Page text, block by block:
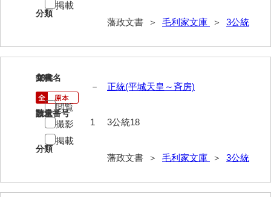
分類
藩政文書 ＞ 毛利家文庫 ＞ 3公統
掲載
18
文書名
正統(平城天皇～斉房)
請求番号
3公統18
分類
藩政文書 ＞ 毛利家文庫 ＞ 3公統
年代
－
数量
1
閲覧
撮影
掲載